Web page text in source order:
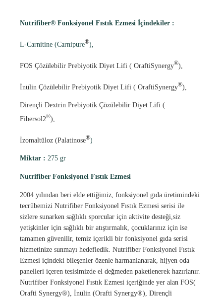
Nutrifiber® Fonksiyonel Fıstık Ezmesi İçindekiler :
L-Carnitine (Carnipure®),
FOS Çözülebilir Prebiyotik Diyet Lifi ( OraftiSynergy®),
İnülin Çözülebilir Prebiyotik Diyet Lifi ( OraftiSynergy®),
Dirençli Dextrin Prebiyotik Çözülebilir Diyet Lifi (
Fibersol2®),
İzomaltüloz (Palatinose®)
Miktar : 275 gr
Nutrifiber Fonksiyonel Fıstık Ezmesi
2004 yılından beri elde ettiğimiz, fonksiyonel gıda üretimindeki
tecrübemizi Nutrifiber Fonksiyonel Fıstık Ezmesi serisi ile
sizlere sunarken sağlıklı sporcular için aktivite desteği,siz
yetişkinler için sağlıklı bir atıştırmalık, çocuklarınız için ise
tamamen güvenilir, temiz içerikli bir fonksiyonel gıda serisi
hizmetinize sunmayı hedefledik. Nutrifiber Fonksiyonel Fıstık
Ezmesi içindeki bileşenler özenle harmanlanarak, hijyen oda
panelleri içeren tesisimizde el değmeden paketlenerek hazırlanır.
Nutrifiber Fonksiyonel Fıstık Ezmesi içeriğinde yer alan FOS(
Orafti Synergy®), İnülin (Orafti Synergy®), Dirençli